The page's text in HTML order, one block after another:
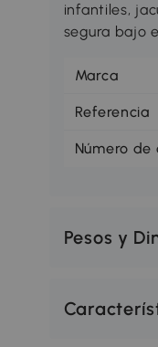
infantiles,
segura bajo
Marca
Referencia
Número de
Pesos y